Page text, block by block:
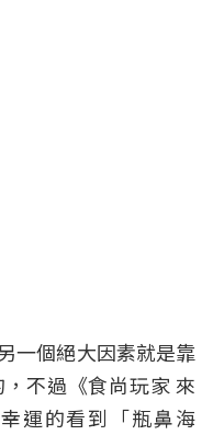
一個絕大因素就是靠
不過《食尚玩家 來
運的看到「瓶鼻海